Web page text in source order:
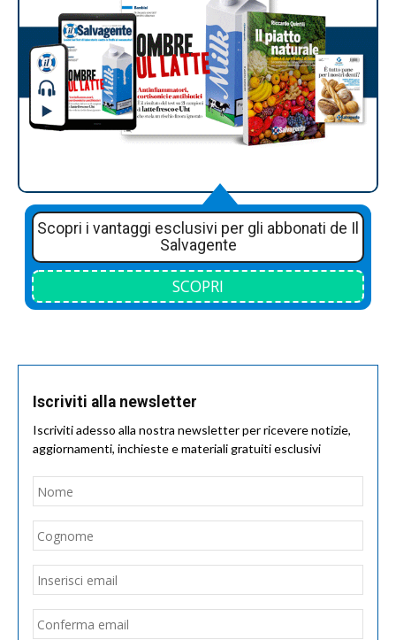
Scopri i vantaggi esclusivi per gli abbonati de Il
Salvagente
SCOPRI
Iscriviti alla newsletter
Iscriviti adesso alla nostra newsletter per ricevere notizie,
aggiornamenti, inchieste e materiali gratuiti esclusivi
Nome
Email